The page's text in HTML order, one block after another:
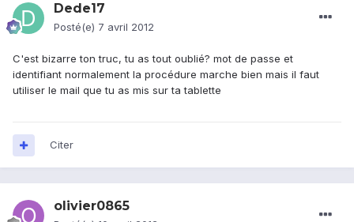
Dede17
Posté(e) 7 avril 2012
C'est bizarre ton truc, tu as tout oublié? mot de passe et
identifiant normalement la procédure marche bien mais il faut
utiliser le mail que tu as mis sur ta tablette
Citer
olivier0865